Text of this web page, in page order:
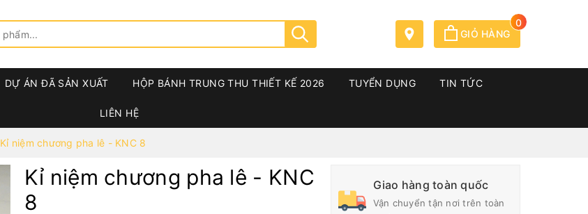
GIỎ HÀNG
0
DỰ ÁN ĐÃ SẢN XUẤT HỘP BÁNH TRUNG THU THIẾT KẾ 2026 TUYỂN DỤNG TIN TỨC
LIÊN HỆ
Kỉ niệm chương pha lê - KNC 8
Kỉ niệm chương pha lê - KNC
8
Giao hàng toàn quốc
Vận chuyển tận nơi trên toàn